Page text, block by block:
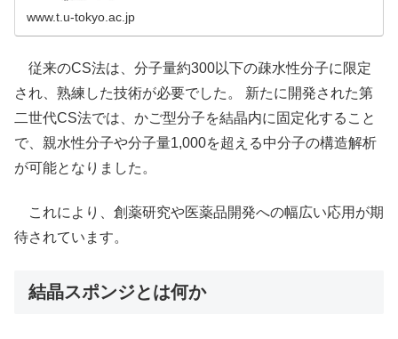
www.t.u-tokyo.ac.jp
従来のCS法は、分子量約300以下の疎水性分子に限定
され、熟練した技術が必要でした。 ​新たに開発された第
二世代CS法では、かご型分子を結晶内に固定化すること
で、親水性分子や分子量1,000を超える中分子の構造解析
が可能となりました。
​これにより、創薬研究や医薬品開発への幅広い応用が期
待されています。
結晶スポンジとは何か